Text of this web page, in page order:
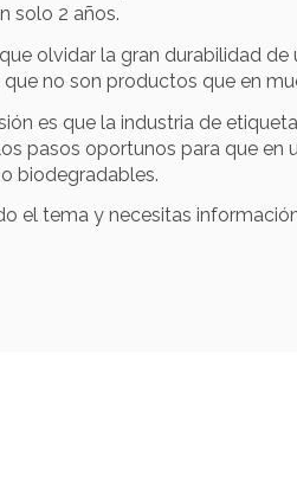
solo 2 años.
olvidar la gran durabilidad
no son productos que en
es que la industria de
pasos oportunos para que en
biodegradables.
el tema y necesitas